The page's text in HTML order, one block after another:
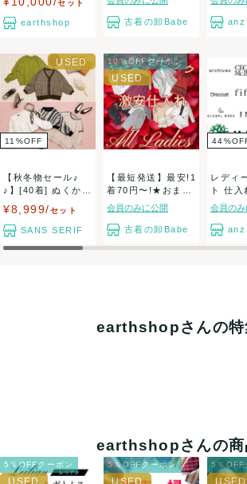
出荷目安：1週間程度
兵庫県から出荷
セット
earthshop 古着の卸Babe anz
11 %OFF
【秋冬物セール♪
♪】[40着] ぬくかわ
¥8,999/セット
SANS SERIF
10％OFFクーポン
【最短発送】最安!1
着70円〜!★おまか
せピック!...
会員のみに公開
古着の卸Babe
44%
レディ
ト 仕入
ト 卸
会員のみ
anz
earthshopさんの特
earthshopさんの商
5％OFFクーポン 5％OFFクーポン 5％OFF